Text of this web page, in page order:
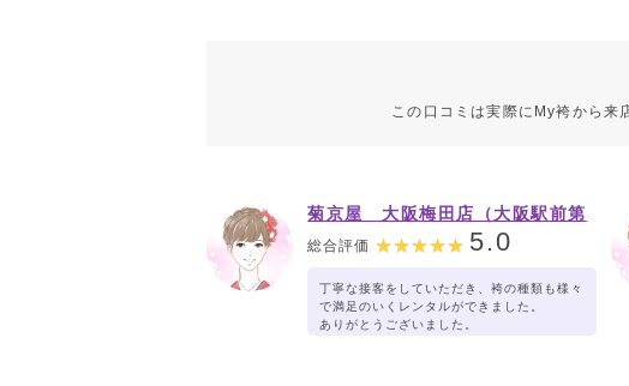
この口コミは実際にMy袴から来
菊京屋 大阪梅田店（大阪駅前第
３ビル）
総合評価 5.0
丁寧な接客をしていただき、袴の種類も様々
で満足のいくレンタルができました。
ありがとうございました。